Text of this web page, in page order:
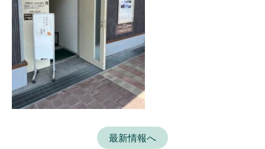
最新情報へ